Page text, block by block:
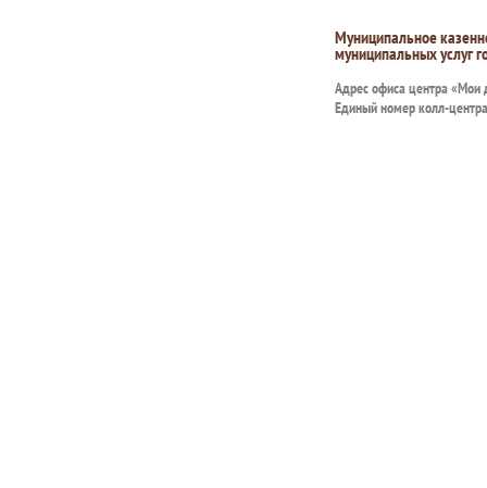
Муниципальное
муниципальных услуг
Адрес офиса центра «Мои
Единый номер колл-